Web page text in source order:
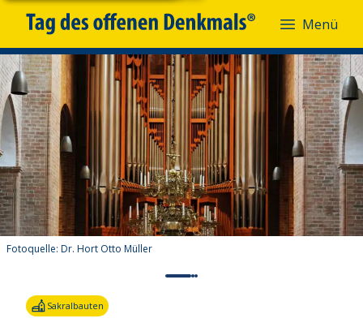
Menü
Fotoquelle: Dr. Hort Otto Müller
Sakralbauten